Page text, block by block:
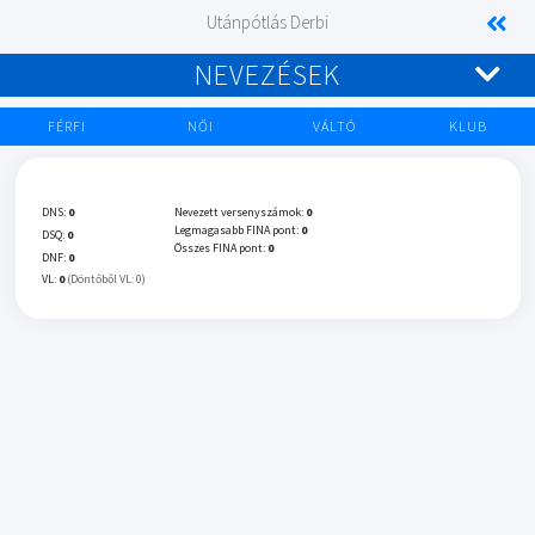
Utánpótlás Derbi
NEVEZÉSEK
FÉRFI NŐI VÁLTÓ KLUB
DNS: 0
DSQ: 0
DNF: 0
VL: 0 (Döntőből VL: 0)
Nevezett versenyszámok: 0
Legmagasabb FINA pont: 0
Összes FINA pont: 0